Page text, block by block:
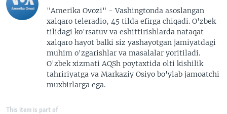
"Amerika Ovozi" - Vashingtonda asoslangan
xalqaro teleradio, 45 tilda efirga chiqadi. O'zbek
tilidagi ko'rsatuv va eshittirishlarda nafaqat
xalqaro hayot balki siz yashayotgan jamiyatdagi
muhim o'zgarishlar va masalalar yoritiladi.
O'zbek xizmati AQSh poytaxtida olti kishilik
tahririyatga va Markaziy Osiyo bo'ylab jamoatchi
muxbirlarga ega.
This item is part of